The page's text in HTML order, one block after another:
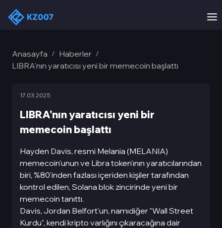
Anasayfa / Haberler /
LIBRA'nın yaratıcısı yeni bir memecoin başlattı
LIBRA'nın yaratıcısı yeni bir
memecoin başlattı
17.03.2025
Hayden Davis, resmi Melania (MELANIA)
memecoin'unun ve Libra token'ının yaratıcılarından
biri, %80'inden fazlası içeriden kişiler tarafından
kontrol edilen, Solana blok zincirinde yeni bir
memecoin tanıttı.
Davis, Jordan Belfort'un, namıdiğer "Wall Street
Kurdu", kendi kripto varlığını çıkaracağına dair